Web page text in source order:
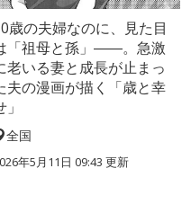
歳の夫婦なのに、見た目
「祖母と孫」――。急激
老いる妻と成長が止まっ
夫の漫画が描く「歳と幸
全国
年5月11日 09:43 更新